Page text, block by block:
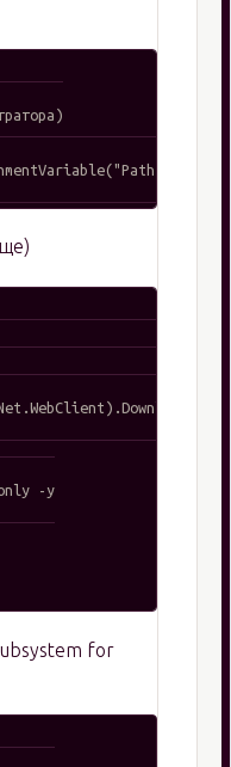
ещё не установлен)
-Scope Process -Force
-y
for